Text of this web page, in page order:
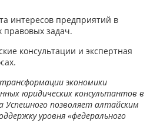
интересов предприятий в
задач.
консультации и экспертная
экономики
юридических консультантов в
позволяет алтайским
уровня «федерального